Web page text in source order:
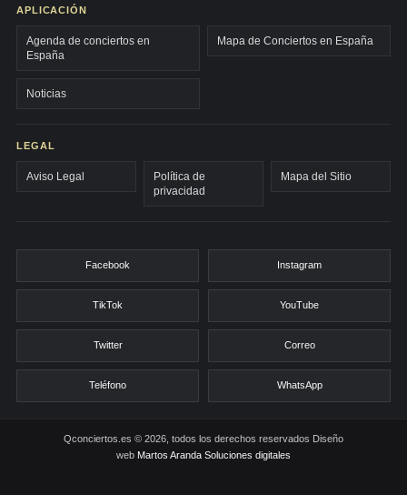
APLICACIÓN
Agenda de conciertos en
España
Mapa de Conciertos en España
Noticias
LEGAL
Aviso Legal
Política de
privacidad
Mapa del Sitio
Facebook Instagram
TikTok YouTube
Twitter Correo
Teléfono WhatsApp
Qconciertos.es © 2026, todos los derechos reservados Diseño
web Martos Aranda Soluciones digitales